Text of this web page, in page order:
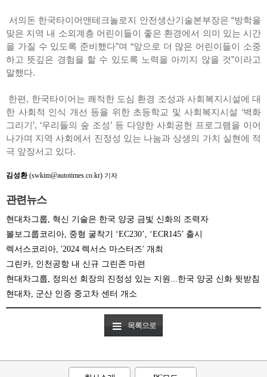
서의돈 한국타이어앤테크놀로지 안전생산기술본부장은 “방학을
맞은 지역 내 소외계층 어린이들이 좋은 환경에서 의미 있는 시간
을 가질 수 있도록 준비했다”며 “앞으로 더 많은 어린이들이 소중
하고 뜻깊은 경험을 할 수 있도록 노력을 아끼지 않을 것”이라고
말했다.
한편, 한국타이어는 쾌적한 도심 환경 조성과 사회복지시설에 대
한 사회적 인식 개선 등을 위한 초등학교 및 사회복지시설 ‘벽화
그리기’, ‘우리들의 숲 조성’ 등 다양한 사회공헌 프로그램을 이어
나가며 지역 사회에서 진정성 있는 나눔과 상생의 가치 실현에 적
극 앞장서고 있다.
김성환(swkim@autotimes.co.kr) 기자
관련뉴스
현대차그룹, 혁신 기술은 한국 양궁 금빛 신화의 조력자
볼보그룹코리아, 중형 굴착기 ‘EC230’, ‘ECR145’ 출시
렉서스코리아, '2024 렉서스 마스터즈' 개최
그린카, 인천공항 내 신규 그린존 마련
현대차그룹, 정의선 회장의 진정성 있는 지원...한국 양궁 신화 뒷받침
현대차, 군산 인증 중고차 센터 개소
목록으로